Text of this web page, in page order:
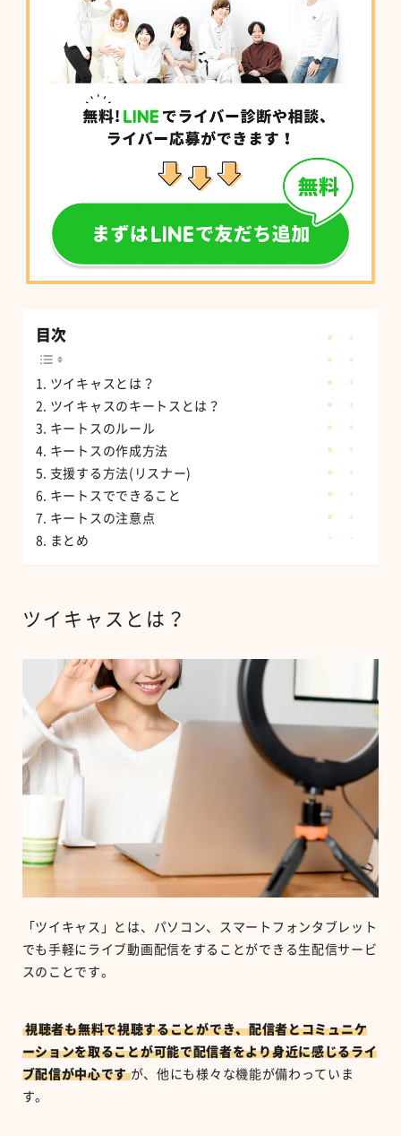
目次
ツイキャスとは？
ツイキャスのキートスとは？
キートスのルール
キートスの作成方法
支援する方法(リスナー)
キートスでできること
キートスの注意点
まとめ
ツイキャスとは？
「ツイキャス」とは、パソコン、スマートフォンタブレット
でも手軽にライブ動画配信をすることができる生配信サービ
スのことです。
視聴者も無料で視聴することができ、配信者とコミュニケ
ーションを取ることが可能で配信者をより身近に感じるライ
ブ配信が中心です が、他にも様々な機能が備わっていま
す。